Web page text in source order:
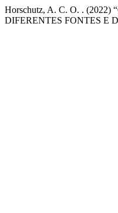
Horschutz, A. C. O. .
DIFERENTES FONTES E